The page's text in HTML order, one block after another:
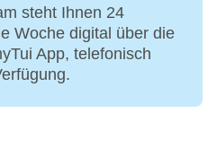
steht Ihnen 24
Woche digital über die
App, telefonisch